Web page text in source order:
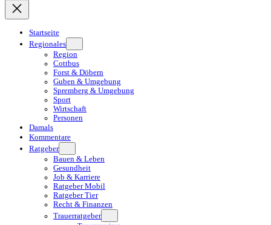
Startseite
Regionales
Region
Cottbus
Forst & Döbern
Guben & Umgebung
Spremberg & Umgebung
Sport
Wirtschaft
Personen
Damals
Kommentare
Ratgeber
Bauen & Leben
Gesundheit
Job & Karriere
Ratgeber Mobil
Ratgeber Tier
Recht & Finanzen
Trauerratgeber